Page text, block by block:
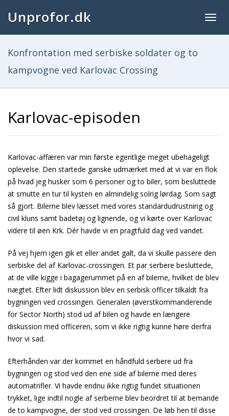
Unprofor.dk
Konfrontation med serbiske soldater og to
kampvogne ved Karlovac Crossing
Karlovac-episoden
Karlovac-affæren var min første egentlige meget ubehageligt
oplevelse. Den startede ganske udmærket med at vi var en flok
på hvad jeg husker som 6 personer og to biler, som besluttede
at smutte en tur til kysten en almindelig solrig lørdag. Som sagt
så gjort. Bilerne blev læsset med vores standardudrustning og
civil kluns samt badetøj og lignende, og vi kørte over Karlovac
videre til øen Krk. Dér havde vi en pragtfuld dag ved vandet.
På vej hjem igen gik et eller andet galt, da vi skulle passere den
serbiske del af Karlovac-crossingen. Et par serbere besluttede,
at de ville kigge i bagagerummet på en af bilerne, hvilket de blev
nægtet. Efter lidt diskussion blev en serbisk officer tilkaldt fra
bygningen ved crossingen. Generalen (øverstkommanderende
for Sector North) stod ud af bilen og havde en længere
diskussion med officeren, som vi ikke rigtig kunne høre derfra
hvor vi sad.
Efterhånden var der kommet en håndfuld serbere ud fra
bygningen og stod ved den ene side af bilerne med deres
automatrifler. Vi havde endnu ikke rigtig fundet situationen
trykket, lige indtil nogle af serberne blev beordret til at bemande
de to kampvogne, der stod ved crossingen. De løb hen til disse